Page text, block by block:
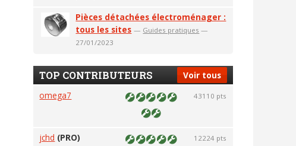
Pièces détachées électroménager :
tous les sites — Guides pratiques —
27/01/2023
Voir tous
TOP CONTRIBUTEURS
omega7 43110 pts
jchd (PRO) 12224 pts